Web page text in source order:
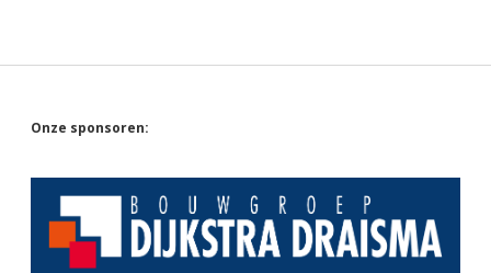
Sidebar
Onze sponsoren: